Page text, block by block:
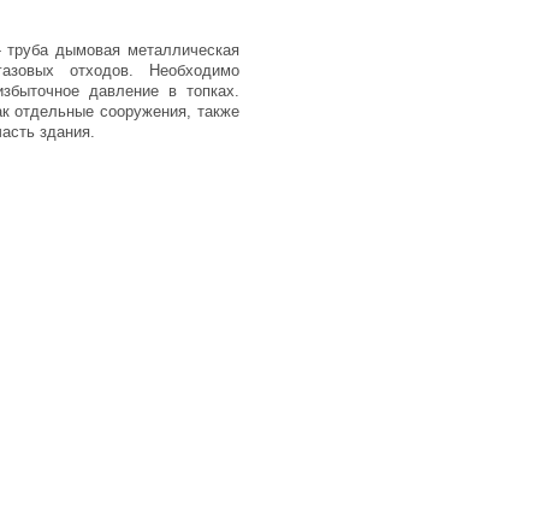
дымовая металлическая
отходов. Необходимо
давление в топках.
отдельные сооружения, также
здания.